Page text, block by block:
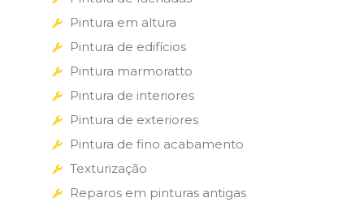
Pintura em altura
Pintura de edifícios
Pintura marmoratto
Pintura de interiores
Pintura de exteriores
Pintura de fino acabamento
Texturização
Reparos em pinturas antigas